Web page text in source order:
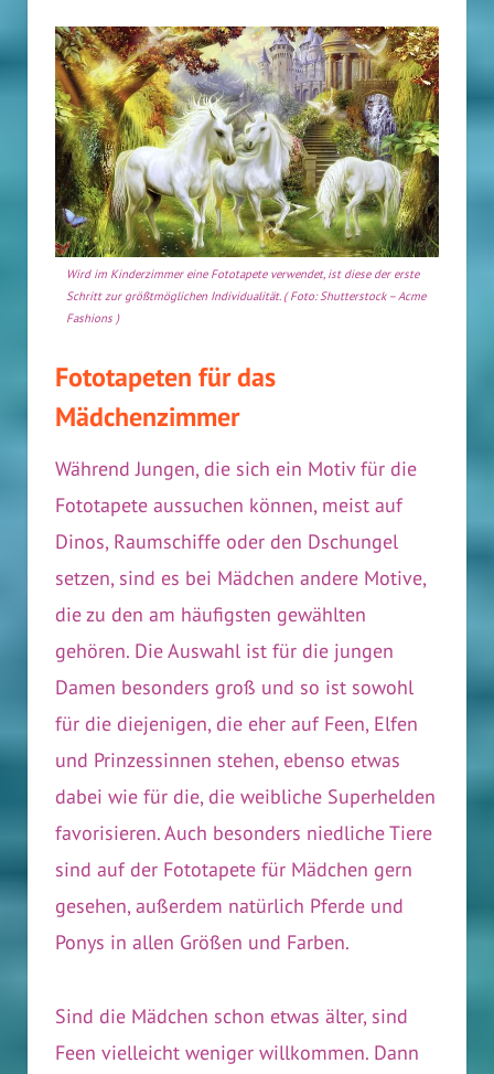
Wird im Kinderzimmer eine Fototapete verwendet, ist diese der erste
Schritt zur größtmöglichen Individualität. ( Foto: Shutterstock – Acme
Fashions )
Fototapeten für das
Mädchenzimmer
Während Jungen, die sich ein Motiv für die
Fototapete aussuchen können, meist auf
Dinos, Raumschiffe oder den Dschungel
setzen, sind es bei Mädchen andere Motive,
die zu den am häufigsten gewählten
gehören. Die Auswahl ist für die jungen
Damen besonders groß und so ist sowohl
für die diejenigen, die eher auf Feen, Elfen
und Prinzessinnen stehen, ebenso etwas
dabei wie für die, die weibliche Superhelden
favorisieren. Auch besonders niedliche Tiere
sind auf der Fototapete für Mädchen gern
gesehen, außerdem natürlich Pferde und
Ponys in allen Größen und Farben.
Sind die Mädchen schon etwas älter, sind
Feen vielleicht weniger willkommen. Dann